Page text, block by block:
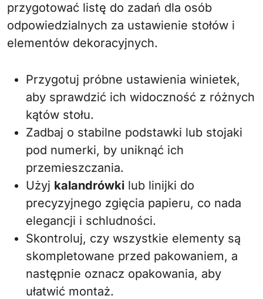
przygotować listę do zadań dla osób
odpowiedzialnych za ustawienie stołów i
elementów dekoracyjnych.
Przygotuj próbne ustawienia winietek,
aby sprawdzić ich widoczność z różnych
kątów stołu.
Zadbaj o stabilne podstawki lub stojaki
pod numerki, by uniknąć ich
przemieszczania.
Użyj kalandrówki lub linijki do
precyzyjnego zgięcia papieru, co nada
elegancji i schludności.
Skontroluj, czy wszystkie elementy są
skompletowane przed pakowaniem, a
następnie oznacz opakowania, aby
ułatwić montaż.